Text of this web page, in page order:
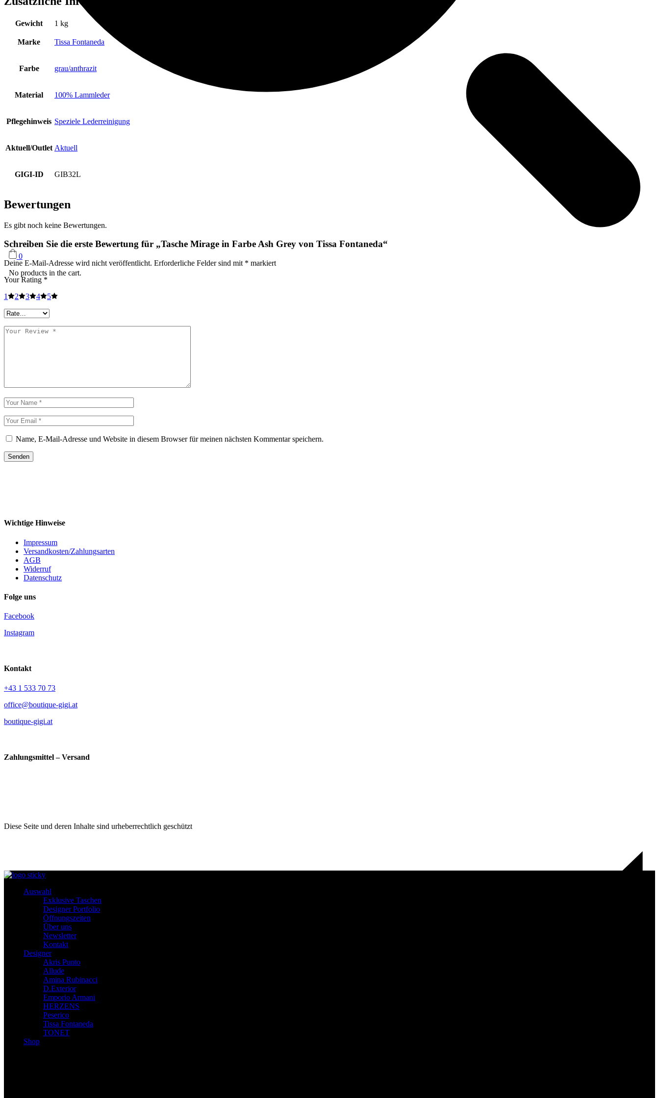
0
No products in the cart.
Auswahl
Exklusive Taschen
Designer Portfolio
Öffnungszeiten
Über uns
Newsletter
Kontakt
Designer
Akris Punto
Allude
Amina Rubinacci
D.Exterior
Emporio Armani
HERZENS
Peserico
Tissa Fontaneda
TONET
Shop
Gewicht 1 kg
Marke Tissa Fontaneda
Farbe grau/anthrazit
Material 100% Lammleder
Pflegehinweis Speziele Lederreinigung
Aktuell/Outlet Aktuell
GIGI-ID GIB32L
Bewertungen
Es gibt noch keine Bewertungen.
Schreiben Sie die erste Bewertung für „Tasche Mirage in Farbe Ash Grey von Tissa Fontaneda“
Deine E-Mail-Adresse wird nicht veröffentlicht. Erforderliche Felder sind mit * markiert
Your Rating *
1
2 3 4 5
Name, E-Mail-Adresse und Website in diesem Browser für meinen nächsten Kommentar speichern.
Senden
Wichtige Hinweise
Impressum
Versandkosten/Zahlungsarten
AGB
Widerruf
Datenschutz
Folge uns
Facebook
Instagram
Kontakt
+43 1 533 70 73
office@boutique-gigi.at
boutique-gigi.at
Zahlungsmittel – Versand
Diese Seite und deren Inhalte sind urheberrechtlich geschützt